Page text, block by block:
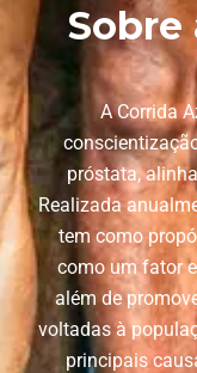
Sobre
A Corrida
próstata,
Realizada
tem como
como um fator
além de
voltadas à
principais